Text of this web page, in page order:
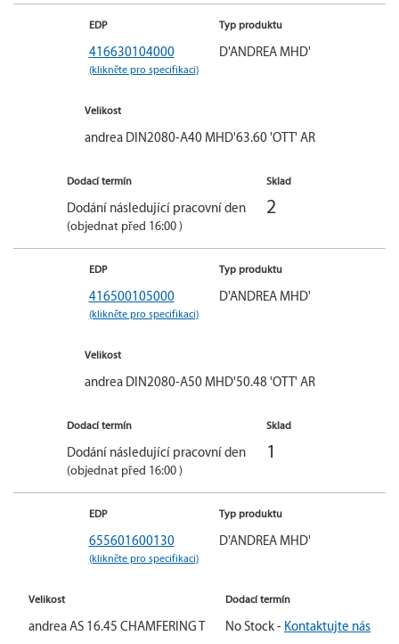
EDP
416630104000
(klikněte pro specifikaci)
Typ produktu
D'ANDREA MHD'
Velikost
andrea DIN2080-A40 MHD'63.60 'OTT' AR
Dodací termín
Dodání následující pracovní den
(objednat před 16:00 )
Sklad
2
EDP
416500105000
(klikněte pro specifikaci)
Typ produktu
D'ANDREA MHD'
Velikost
andrea DIN2080-A50 MHD'50.48 'OTT' AR
Dodací termín
Dodání následující pracovní den
(objednat před 16:00 )
Sklad
1
EDP
655601600130
(klikněte pro specifikaci)
Typ produktu
D'ANDREA MHD'
Velikost
andrea AS 16.45 CHAMFERING T
Dodací termín
No Stock - Kontaktujte nás